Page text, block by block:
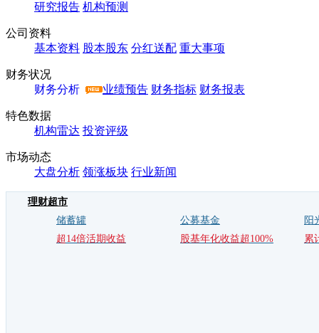
研究报告 机构预测
公司资料
基本资料 股本股东 分红送配 重大事项
财务状况
业绩预告 财务指标 财务报表
财务分析
特色数据
机构雷达 投资评级
市场动态
大盘分析 领涨板块 行业新闻
理财超市
储蓄罐
超14倍活期收益
公募基金
股基年化收益超100%
阳
累